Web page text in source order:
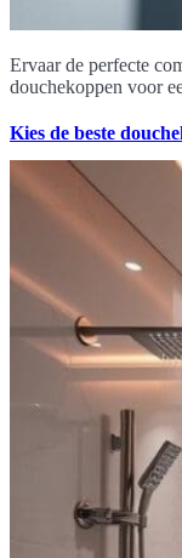
Ervaar de perfecte
douchekoppen voor
Kies de beste